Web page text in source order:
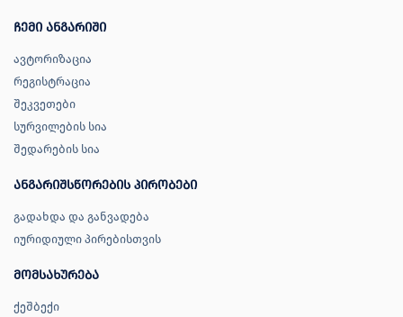
ჩემი ანგარიში
ავტორიზაცია
რეგისტრაცია
შეკვეთები
სურვილების სია
შედარების სია
ანგარიშსწორების პირობები
გადახდა და განვადება
იურიდიული პირებისთვის
მომსახურება
ქეშბექი